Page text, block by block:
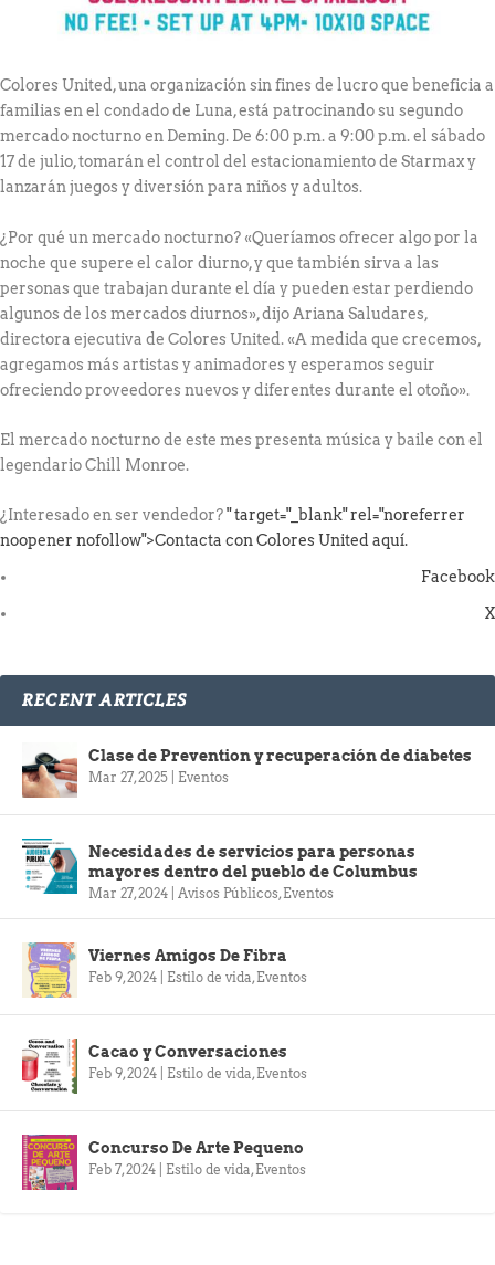
Colores United, una organización sin fines de lucro que beneficia a
familias en el condado de Luna, está patrocinando su segundo
mercado nocturno en Deming. De 6:00 p.m. a 9:00 p.m. el sábado
17 de julio, tomarán el control del estacionamiento de Starmax y
lanzarán juegos y diversión para niños y adultos.
¿Por qué un mercado nocturno? «Queríamos ofrecer algo por la
noche que supere el calor diurno, y que también sirva a las
personas que trabajan durante el día y pueden estar perdiendo
algunos de los mercados diurnos», dijo Ariana Saludares,
directora ejecutiva de Colores United. «A medida que crecemos,
agregamos más artistas y animadores y esperamos seguir
ofreciendo proveedores nuevos y diferentes durante el otoño».
El mercado nocturno de este mes presenta música y baile con el
legendario Chill Monroe.
¿Interesado en ser vendedor?" target="_blank" rel="noreferrer
noopener nofollow">Contacta con Colores United aquí.
Facebook
X
RECENT ARTICLES
Clase de Prevention y recuperación de diabetes
Mar 27, 2025 Eventos
Necesidades de servicios para personas
mayores dentro del pueblo de Columbus
Mar 27, 2024 Avisos Públicos, Eventos
Viernes Amigos De Fibra
Feb 9, 2024 Estilo de vida, Eventos
Cacao y Conversaciones
Feb 9, 2024 Estilo de vida, Eventos
Concurso De Arte Pequeno
Feb 7, 2024 Estilo de vida, Eventos